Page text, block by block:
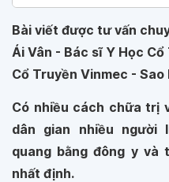
Bài viết được tư vấn
Ái Vân - Bác sĩ Y Học
Cổ Truyền Vinmec -
Có nhiều cách chữa trị
dân gian nhiều người
quang bằng đông y và
nhất định.